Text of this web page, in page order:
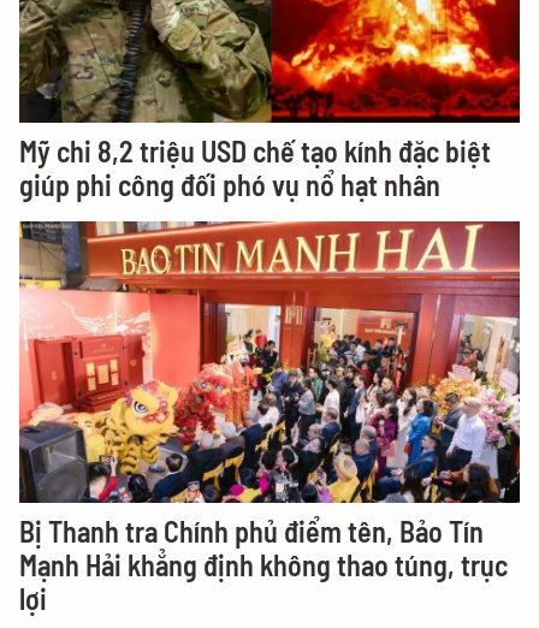
Mỹ chi 8,2 triệu USD chế tạo kính đặc biệt
giúp phi công đối phó vụ nổ hạt nhân
Bị Thanh tra Chính phủ điểm tên, Bảo Tín
Mạnh Hải khẳng định không thao túng, trục
lợi